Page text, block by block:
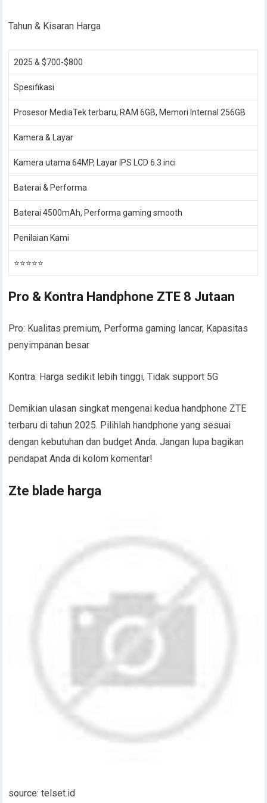
Tahun & Kisaran Harga
2025 & $700-$800
Spesifikasi
Prosesor MediaTek terbaru, RAM 6GB, Memori Internal 256GB
Kamera & Layar
Kamera utama 64MP, Layar IPS LCD 6.3 inci
Baterai & Performa
Baterai 4500mAh, Performa gaming smooth
Penilaian Kami
⭐⭐⭐⭐⭐
Pro & Kontra Handphone ZTE 8 Jutaan
Pro: Kualitas premium, Performa gaming lancar, Kapasitas
penyimpanan besar
Kontra: Harga sedikit lebih tinggi, Tidak support 5G
Demikian ulasan singkat mengenai kedua handphone ZTE
terbaru di tahun 2025. Pilihlah handphone yang sesuai
dengan kebutuhan dan budget Anda. Jangan lupa bagikan
pendapat Anda di kolom komentar!
Zte blade harga
source: telset.id